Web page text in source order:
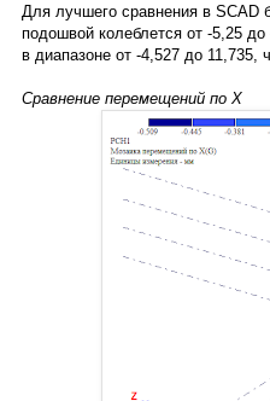
Для лучшего сравнения в SCAD
подошвой колеблется от -5,25
в диапазоне от -4,527 до 11,735,
Сравнение перемещений по X